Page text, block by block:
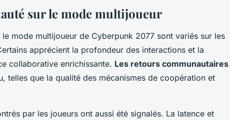
sur le mode multijoueur
mode multijoueur de Cyberpunk 2077 sont variés sur les
apprécient la profondeur des interactions et la
collaborative enrichissante. Les retours communautaires
telles que la qualité des mécanismes de coopération et
par les joueurs ont aussi été signalés. La latence et